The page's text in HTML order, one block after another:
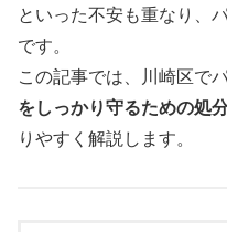
といった不安も重なり、
です。
この記事では、川崎区で
をしっかり守るための処
りやすく解説します。